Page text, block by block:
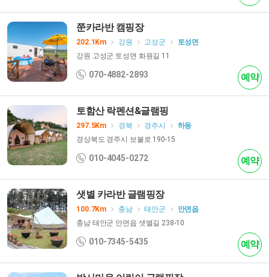
쭌카라반 캠핑장
202.1Km 강원 고성군
토성면
강원 고성군 토성면 화원길 11
070-4882-2893 예약
토함산 락펜션&글램핑
297.5Km 경북 경주시
하동
경상북도 경주시 보불로 190-15
010-4045-0272 예약
샛별 카라반 글램핑장
100.7Km 충남 태안군
안면읍
충남 태안군 안면읍 샛별길 238-10
010-7345-5435 예약